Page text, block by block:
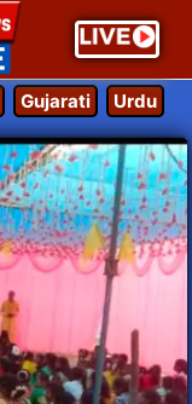
Gujarati Urdu